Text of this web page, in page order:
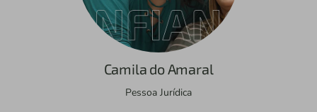
Camila do Amaral
Pessoa Jurídica